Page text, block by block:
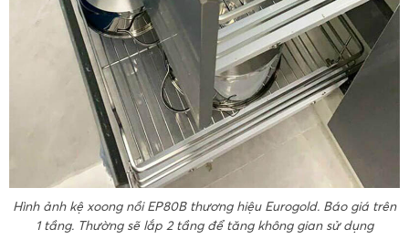
Hình ảnh kệ xoong nồi EP80B thương hiệu Eurogold. Báo giá trên
1 tầng. Thường sẽ lắp 2 tầng để tăng không gian sử dụng